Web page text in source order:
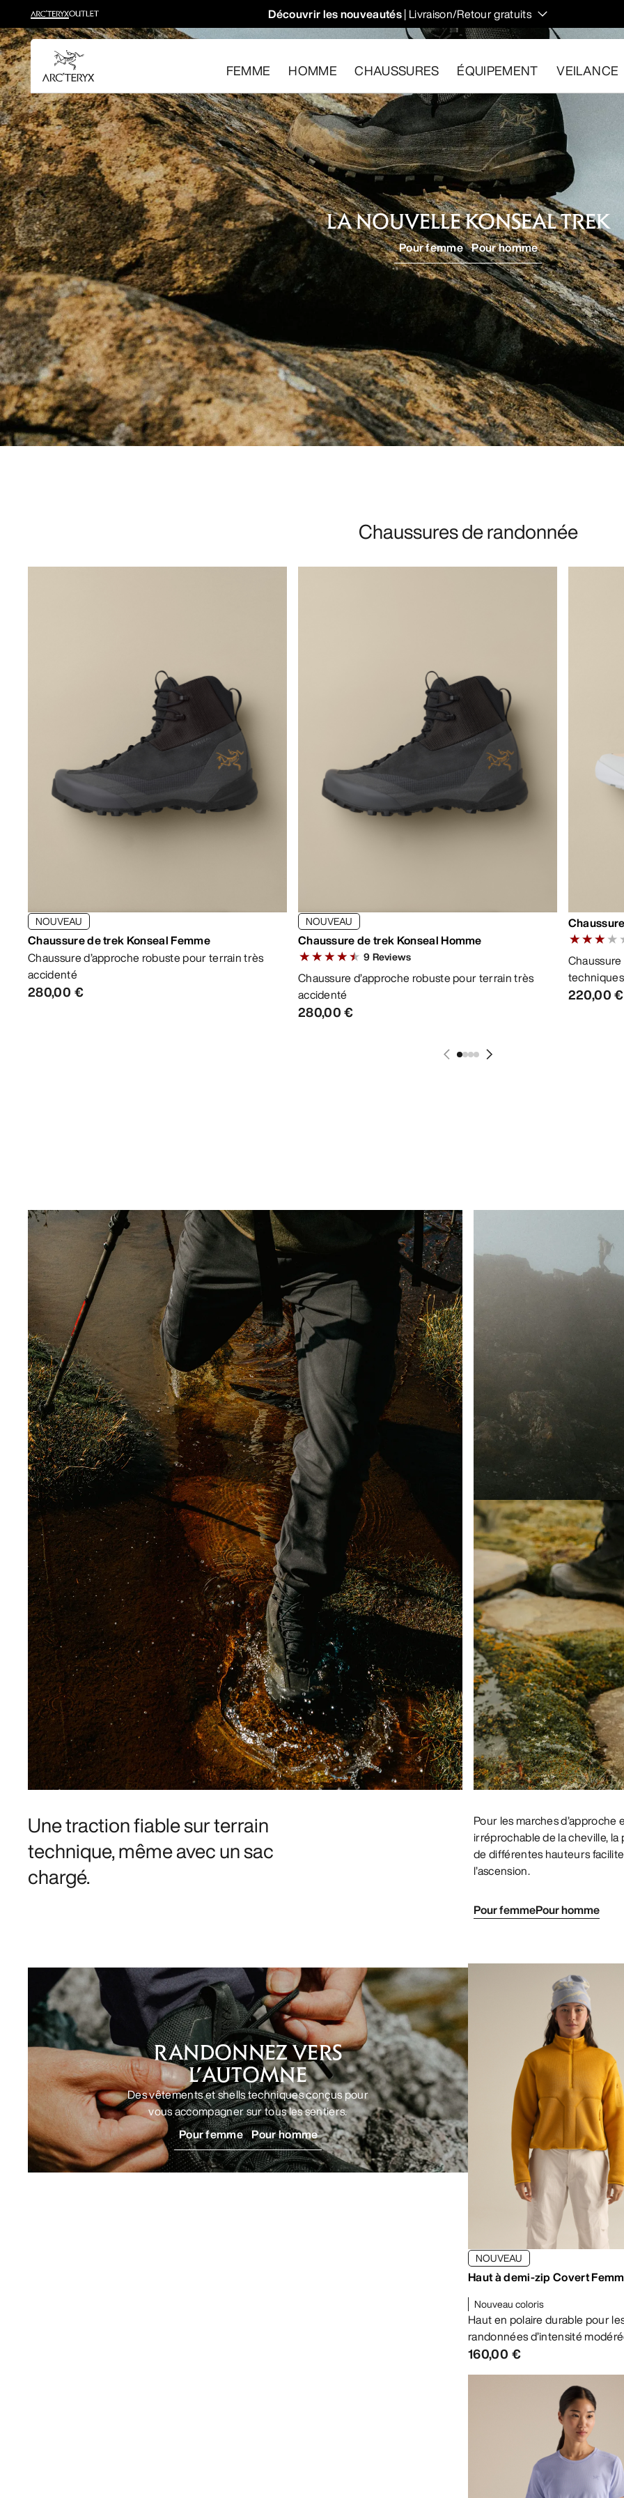
Découvrir les nouveautés| Livraison/Retour gratuits
Nouveautés
Les nouveaux équipements qui facilitent vos mouvements et régulent votre température lors des randonnées et
Pour femme
Retour gratuit
Vous avez changé d’avis ? Retournez les articles admissibles dans un délai de 30 jours.Effectuer un retour gratuit
FEMME HOMME CHAUSSURES ÉQUIPEMENT VEILANCE
LA NOUVELLE KONSEAL TREK
Pour femme Pour homme
Chaussures de randonnée
NOUVEAU
Chaussure de trek Konseal Femme
Chaussure d’approche robuste pour terrain très
accidenté
280,00 €
NOUVEAU
Chaussure de trek Konseal Homme
4.6667 out of 5 stars
9Reviews
Chaussure d’approche robuste pour terrain très
accidenté
280,00 €
3.375 out
220,00 €
Une traction fiable sur terrain
technique, même avec un sac
chargé.
Pour les marches d’approche
irréprochable de la cheville,
de différentes hauteurs
l’ascension.
Pour femmePour homme
RANDONNEZ VERS
L’AUTOMNE
Des vêtements et shells techniques conçus pour
vous accompagner sur tous les sentiers.
Pour femme Pour homme
NOUVEAU
Haut à demi-zip Covert
Nouveau coloris
Haut en polaire durable pour
randonnées d’intensité
160,00 €